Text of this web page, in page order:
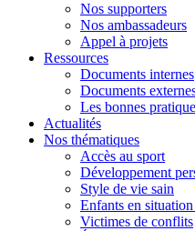
Nos supporters
Nos ambassadeurs
Appel à projets
Ressources
Documents internes
Documents
Les bonnes
Actualités
Nos thématiques
Accès au sport
Développement
Style de vie sain
Enfants en
Victimes de conflits